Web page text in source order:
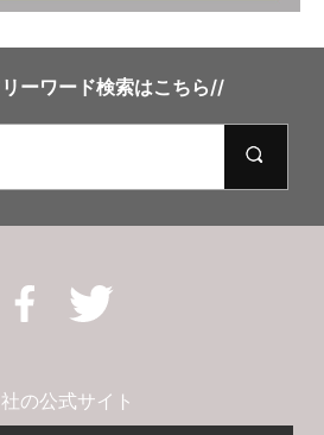
ーワード検索はこちら//
の公式サイト